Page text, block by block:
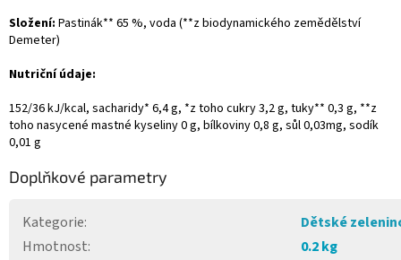
Složení: Pastinák** 65 %, voda (**z biodynamického zemědělství
Demeter)
Nutriční údaje:
152/36 kJ/kcal, sacharidy* 6,4 g, *z toho cukry 3,2 g, tuky** 0,3 g, **z
toho nasycené mastné kyseliny 0 g, bílkoviny 0,8 g, sůl 0,03mg, sodík
0,01 g
Doplňkové parametry
Kategorie:
Dětské
Hmotnost:
0.2 kg